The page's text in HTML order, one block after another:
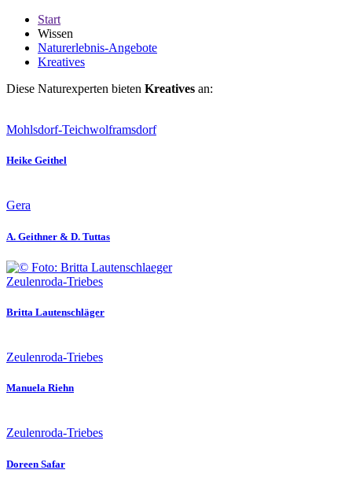
Start
Wissen
Naturerlebnis-Angebote
Kreatives
Diese Naturexperten bieten Kreatives an:
Mohlsdorf-Teichwolframsdorf
Heike Geithel
Gera
A. Geithner & D. Tuttas
Zeulenroda-Triebes
Britta Lautenschläger
Zeulenroda-Triebes
Manuela Riehn
Zeulenroda-Triebes
Doreen Safar